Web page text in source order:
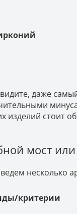
даже
изделий стоит
мост
несколько
критерии